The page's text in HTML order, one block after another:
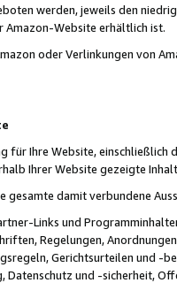
werden, jeweils den
Amazon-Website erhältlich ist.
oder Verlinkungen von
für Ihre Website,
Ihrer Website gezeigte
gesamte damit verbundene
Links und
Regelungen,
Gerichtsurteilen und -
und -sicherheit,